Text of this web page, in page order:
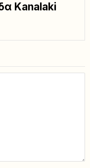
Kanalaki